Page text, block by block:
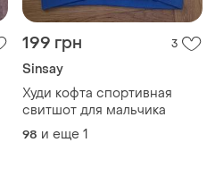
199 грн 3
Sinsay
Худи кофта спортивная
свитшот для мальчика
98 и еще 1